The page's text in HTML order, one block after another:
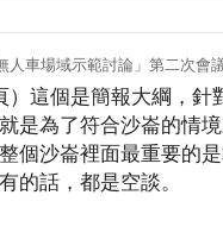
人車場域示範討論」第二次會
）這個是簡報大綱，針
是為了符合沙崙的情
個沙崙裡面最重要的
的話，都是空談。